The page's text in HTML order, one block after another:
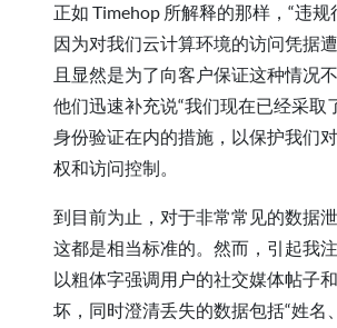
正如 Timehop 所解释的那样，“违
因为对我们云计算环境的访问凭据
且显然是为了向客户保证这种情况
他们迅速补充说“我们现在已经采取
身份验证在内的措施，以保护我们
权和访问控制。
到目前为止，对于非常常见的数据
这都是相当标准的。然而，引起我
以粗体字强调用户的社交媒体帖子
坏，同时澄清丢失的数据包括“姓名